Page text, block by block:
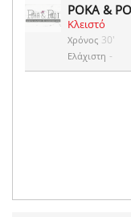
ΡΟΚΑ &
Κλειστό
Χρόνος 30'
Ελάχιστη -